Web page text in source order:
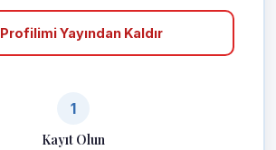
Profilimi Yayından Kaldır
1
Kayıt Olun